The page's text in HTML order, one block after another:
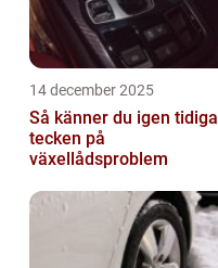
14 december 2025
Så känner du igen tidiga
tecken på
växellådsproblem